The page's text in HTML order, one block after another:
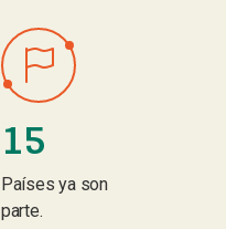
15
Países ya son
parte.